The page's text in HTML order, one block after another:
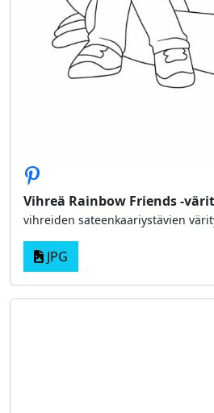
Vihreä Rainbow Friends -
vihreiden sateenkaariystävien
JPG